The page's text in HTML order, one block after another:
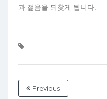
과 젊음을 되찾게 됩니다.
Previous